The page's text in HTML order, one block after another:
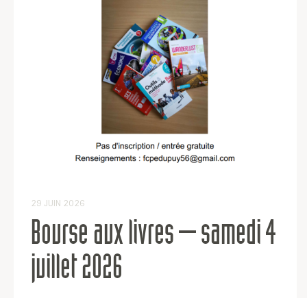
29 JUIN 2026
Bourse aux livres – samedi 4
juillet 2026